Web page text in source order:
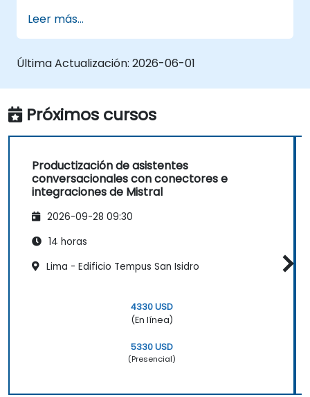
Leer más...
Última Actualización: 2026-06-01
Próximos cursos
Productización de asistentes
conversacionales con conectores e
integraciones de Mistral
2026-09-28 09:30
14 horas
Lima - Edificio Tempus San Isidro
4330 USD
(En línea)
5330 USD
(Presencial)